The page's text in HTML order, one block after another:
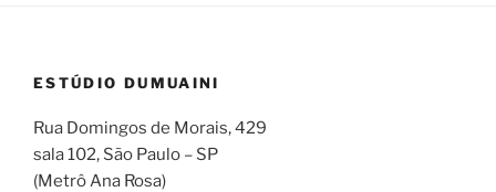
ESTÚDIO DUMUAINI
Rua Domingos de Morais, 429
sala 102, São Paulo – SP
(Metrô Ana Rosa)